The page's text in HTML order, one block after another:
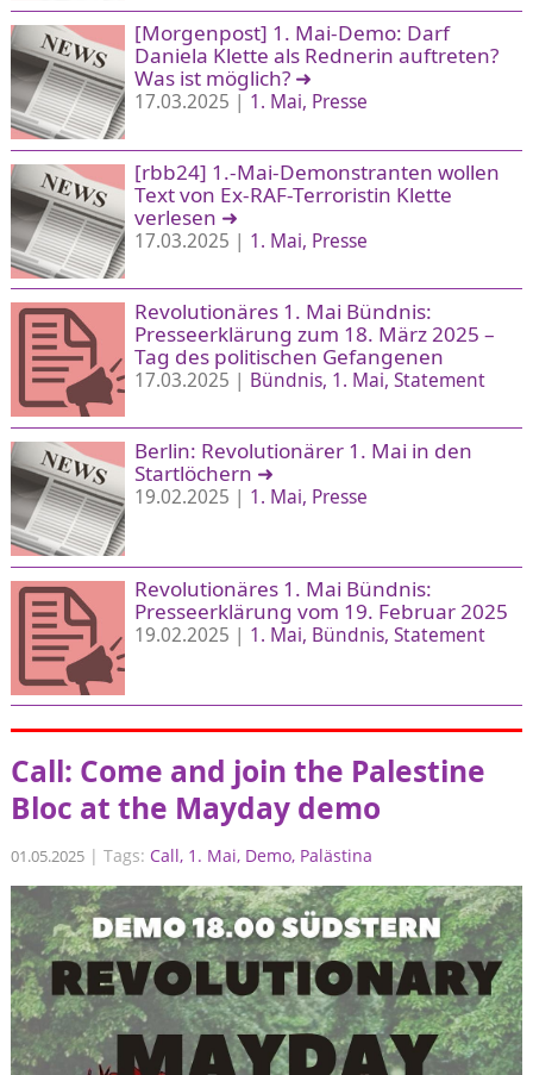
[Morgenpost] 1. Mai-Demo: Darf
Daniela Klette als Rednerin auftreten?
Was ist möglich? ➜
17.03.2025 | 1. Mai Presse
[rbb24] 1.-Mai-Demonstranten wollen
Text von Ex-RAF-Terroristin Klette
verlesen ➜
17.03.2025 | 1. Mai Presse
Revolutionäres 1. Mai Bündnis:
Presseerklärung zum 18. März 2025 –
Tag des politischen Gefangenen
17.03.2025 | Bündnis 1. Mai Statement
Berlin: Revolutionärer 1. Mai in den
Startlöchern ➜
19.02.2025 | 1. Mai Presse
Revolutionäres 1. Mai Bündnis:
Presseerklärung vom 19. Februar 2025
19.02.2025 | 1. Mai Bündnis Statement
Call: Come and join the Palestine
Bloc at the Mayday demo
01.05.2025 |Tags: Call 1. Mai Demo Palästina